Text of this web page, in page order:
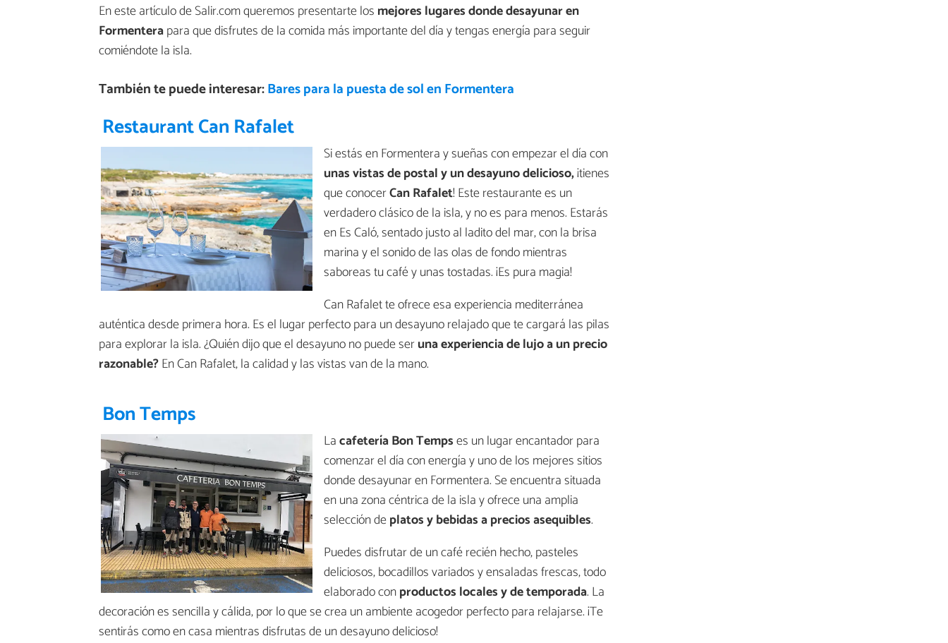
En este artículo de Salir.com queremos presentarte los mejores lugares donde desayunar en
Formenterapara que disfrutes de la comida más importante del día y tengas energía para seguir
comiéndote la isla.
También te puede interesar:Bares para la puesta de sol en Formentera
Restaurant Can Rafalet
Si estás en Formentera y sueñas con empezar el día con
unas vistas de postal y un desayuno delicioso,¡tienes
que conocerCan Rafalet! Este restaurante es un
verdadero clásico de la isla, y no es para menos. Estarás
en Es Caló, sentado justo al ladito del mar, con la brisa
marina y el sonido de las olas de fondo mientras
saboreas tu café y unas tostadas. ¡Es pura magia!
Can Rafalet te ofrece esa experiencia mediterránea
auténtica desde primera hora. Es el lugar perfecto para un desayuno relajado que te cargará las pilas
para explorar la isla. ¿Quién dijo que el desayuno no puede seruna experiencia de lujo a un precio
razonable?En Can Rafalet, la calidad y las vistas van de la mano.
Bon Temps
Lacafetería Bon Tempses un lugar encantador para
comenzar el día con energía y uno de los mejores sitios
donde desayunar en Formentera. Se encuentra situada
en una zona céntrica de la isla y ofrece una amplia
selección deplatos y bebidas a precios asequibles.
Puedes disfrutar de un café recién hecho, pasteles
deliciosos, bocadillos variados y ensaladas frescas, todo
elaborado conproductos locales y de temporada. La
decoración es sencilla y cálida, por lo que se crea un ambiente acogedor perfecto para relajarse. ¡Te
sentirás como en casa mientras disfrutas de un desayuno delicioso!